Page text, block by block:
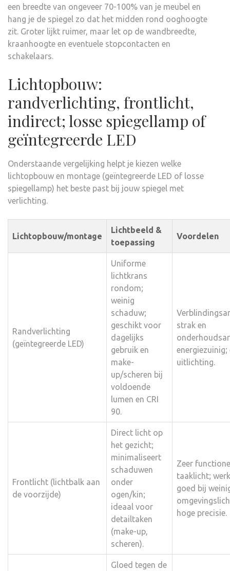
een breedte van ongeveer 70-100% van je meubel en
hang je de spiegel zo dat het midden rond ooghoogte
zit. Groter lijkt ruimer, maar let op de wandbreedte,
kraanhoogte en eventuele stopcontacten en
schakelaars.
Lichtopbouw:
randverlichting, frontlicht,
indirect; losse spiegellamp of
geïntegreerde LED
Onderstaande vergelijking helpt je kiezen welke
lichtopbouw en montage (geïntegreerde LED of losse
spiegellamp) het beste past bij jouw spiegel met
verlichting.
Lichtopbouw/montage
Lichtbeeld &
toepassing
Voordelen
Randverlichting
(geïntegreerde LED)
Uniforme
lichtkrans
rondom;
weinig
schaduw;
geschikt voor
dagelijks
gebruik en
make-
up/scheren bij
voldoende
lumen en CRI
90.
strak en
energiezuinig;
uitlichting.
Frontlicht (lichtbalk aan
de voorzijde)
Direct licht op
het gezicht;
minimaliseert
schaduwen
onder
ogen/kin;
ideaal voor
detailtaken
(make-up,
scheren).
Zeer
taaklicht;
goed bij
hoge precisie.
Gloed tegen de